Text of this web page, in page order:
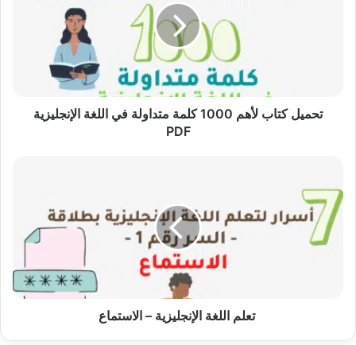
تحميل كتاب لأهم 1000 كلمة متداولة في اللغة الإنجليزية
PDF
الإنجليزية
–
الاستماع
تعلم اللغة الإنجليزية – الاستماع